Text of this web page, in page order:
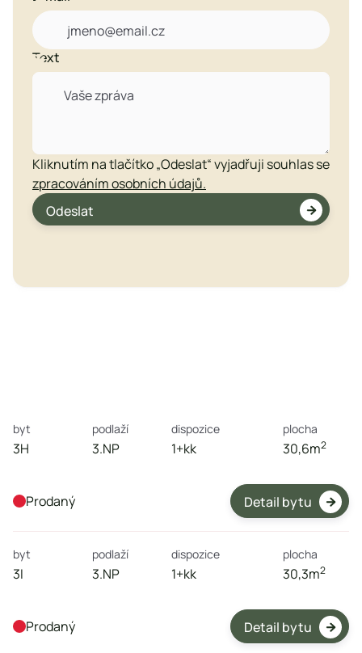

Text
Kliknutím na tlačítko „Odeslat“ vyjadřuji souhlas se
zpracováním osobních údajů.


byt
3H
podlaží
3.NP
dispozice
1+kk
plocha
30,6m2
Detail bytu 
Prodaný
byt
3I
podlaží
3.NP
dispozice
1+kk
plocha
30,3m2
Detail bytu 
Prodaný